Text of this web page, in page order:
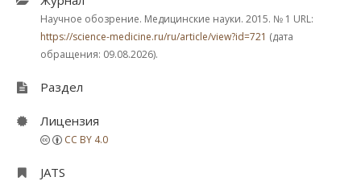
Научное обозрение. Медицинские науки. 2015. № 1 URL:
https://science-medicine.ru/ru/article/view?id=721 (дата
обращения: 09.08.2026).
Раздел
Лицензия
CC BY 4.0
JATS